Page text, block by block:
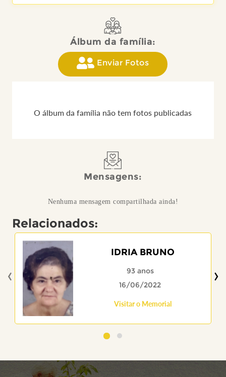
Álbum da família:
Enviar Fotos
O álbum da família não tem fotos publicadas
Mensagens:
Nenhuma mensagem compartilhada ainda!
Relacionados:
IDRIA BRUNO
93 anos
16/06/2022
Visitar o Memorial
‹ ›